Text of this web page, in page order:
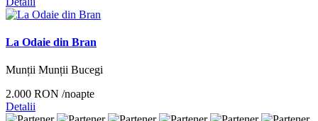
La Odaie din Bran
Munții Munții Bucegi
2.000 RON /noapte
Detalii